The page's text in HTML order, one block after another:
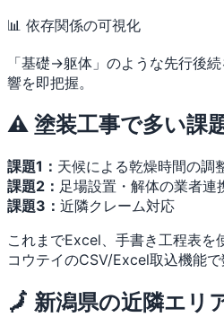
📊 依存関係の可視化
「基礎→躯体」のような先行後
響を即把握。
⚠️ 塗装工事で多い課
課題1： 天候による乾燥時間の調
課題2： 足場設置・解体の業者連
課題3： 近隣クレーム対応
これまでExcel、手書き工程表を
コウテイのCSV/Excel取込機能で
🗾 新潟県の近隣エリ